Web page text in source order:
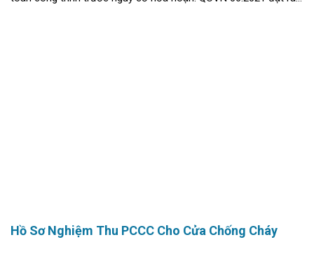
Hồ Sơ Nghiệm Thu PCCC Cho Cửa Chống Cháy